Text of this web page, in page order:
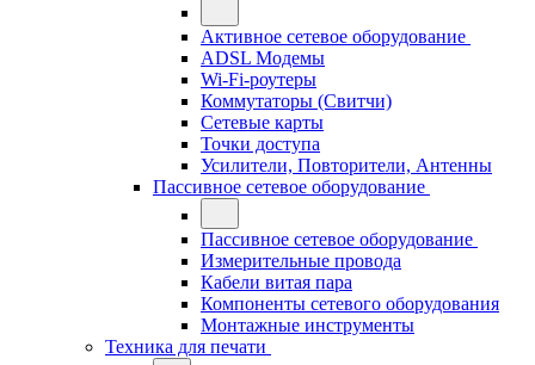
Активное сетевое оборудование
ADSL Модемы
Wi-Fi-роутеры
Коммутаторы (Свитчи)
Сетевые карты
Точки доступа
Усилители, Повторители, Антенны
Пассивное сетевое оборудование
Пассивное сетевое оборудование
Измерительные провода
Кабели витая пара
Компоненты сетевого оборудования
Монтажные инструменты
Техника для печати